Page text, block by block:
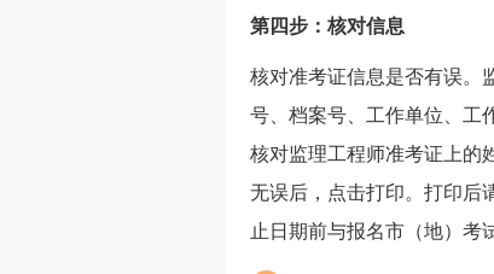
第四步：核对信息
核对准考证信息是否有误。
号、档案号、工作单位、工
核对监理工程师准考证上的
无误后，点击打印。打印后
止日期前与报名市（地）考